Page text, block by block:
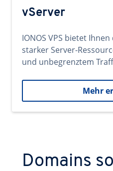
vServer
IONOS VPS bietet
starker Server-
und unbegrenztem
Mehr
Domains